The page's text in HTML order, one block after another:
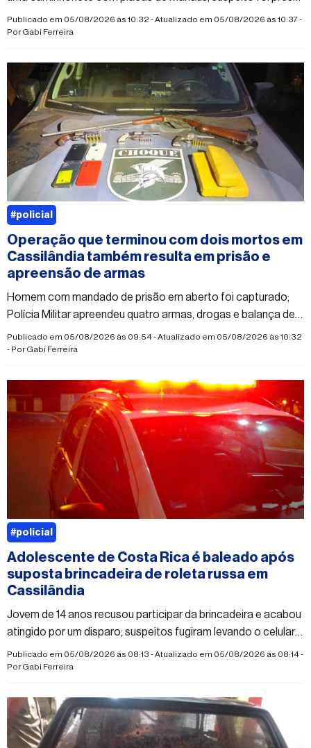
em flagrante por tráfico
Publicado em 05/08/2026 às 10:32 - Atualizado em 05/08/2026 às 10:37 -
PorGabi Ferreira
Operação que terminou com dois mortos em
Cassilândia também resulta em prisão e
apreensão de armas
Homem com mandado de prisão em aberto foi capturado;
Polícia Militar apreendeu quatro armas, drogas e balança de
precisão
Publicado em 05/08/2026 às 09:54 - Atualizado em 05/08/2026 às 10:32
- PorGabi Ferreira
#policial
Adolescente de Costa Rica é baleado após
suposta brincadeira de roleta russa em
Cassilândia
Jovem de 14 anos recusou participar da brincadeira e acabou
atingido por um disparo; suspeitos fugiram levando o celular
da vítima
Publicado em 05/08/2026 às 08:13 - Atualizado em 05/08/2026 às 08:14 -
PorGabi Ferreira
#policial